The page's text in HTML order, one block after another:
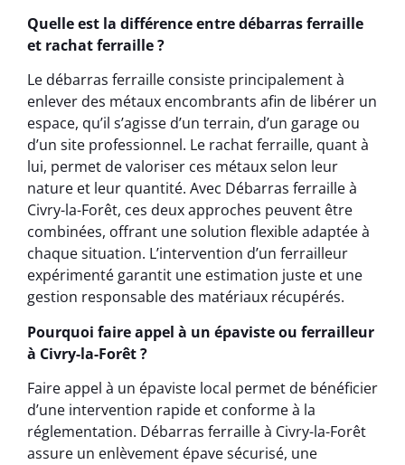
Quelle est la différence entre débarras ferraille
et rachat ferraille ?
Le débarras ferraille consiste principalement à
enlever des métaux encombrants afin de libérer un
espace, qu’il s’agisse d’un terrain, d’un garage ou
d’un site professionnel. Le rachat ferraille, quant à
lui, permet de valoriser ces métaux selon leur
nature et leur quantité. Avec Débarras ferraille à
Civry-la-Forêt, ces deux approches peuvent être
combinées, offrant une solution flexible adaptée à
chaque situation. L’intervention d’un ferrailleur
expérimenté garantit une estimation juste et une
gestion responsable des matériaux récupérés.
Pourquoi faire appel à un épaviste ou ferrailleur
à Civry-la-Forêt ?
Faire appel à un épaviste local permet de bénéficier
d’une intervention rapide et conforme à la
réglementation. Débarras ferraille à Civry-la-Forêt
assure un enlèvement épave sécurisé, une